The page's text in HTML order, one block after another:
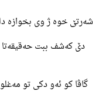
شەرتێ خوە ژ وی بخوازە
دێ کەشف ببت حەقیقەتا
گاڤا کو ئەو دکی تو